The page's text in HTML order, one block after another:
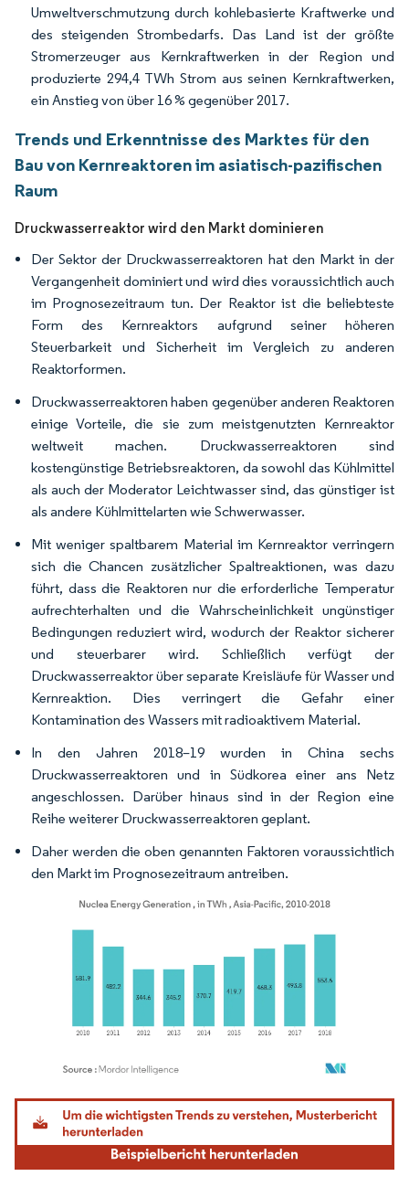
Umweltverschmutzung durch kohlebasierte Kraftwerke und
des steigenden Strombedarfs. Das Land ist der größte
Stromerzeuger aus Kernkraftwerken in der Region und
produzierte 294,4 TWh Strom aus seinen Kernkraftwerken,
ein Anstieg von über 16 % gegenüber 2017.
Trends und Erkenntnisse des Marktes für den
Bau von Kernreaktoren im asiatisch-pazifischen
Raum
Druckwasserreaktor wird den Markt dominieren
Der Sektor der Druckwasserreaktoren hat den Markt in der
Vergangenheit dominiert und wird dies voraussichtlich auch
im Prognosezeitraum tun. Der Reaktor ist die beliebteste
Form des Kernreaktors aufgrund seiner höheren
Steuerbarkeit und Sicherheit im Vergleich zu anderen
Reaktorformen.
Druckwasserreaktoren haben gegenüber anderen Reaktoren
einige Vorteile, die sie zum meistgenutzten Kernreaktor
weltweit machen. Druckwasserreaktoren sind
kostengünstige Betriebsreaktoren, da sowohl das Kühlmittel
als auch der Moderator Leichtwasser sind, das günstiger ist
als andere Kühlmittelarten wie Schwerwasser.
Mit weniger spaltbarem Material im Kernreaktor verringern
sich die Chancen zusätzlicher Spaltreaktionen, was dazu
führt, dass die Reaktoren nur die erforderliche Temperatur
aufrechterhalten und die Wahrscheinlichkeit ungünstiger
Bedingungen reduziert wird, wodurch der Reaktor sicherer
und steuerbarer wird. Schließlich verfügt der
Druckwasserreaktor über separate Kreisläufe für Wasser und
Kernreaktion. Dies verringert die Gefahr einer
Kontamination des Wassers mit radioaktivem Material.
In den Jahren 2018–19 wurden in China sechs
Druckwasserreaktoren und in Südkorea einer ans Netz
angeschlossen. Darüber hinaus sind in der Region eine
Reihe weiterer Druckwasserreaktoren geplant.
Daher werden die oben genannten Faktoren voraussichtlich
den Markt im Prognosezeitraum antreiben.
Bild © Mordor Intelligence. Wiederverwendung erfordert Namensnennung gemäß